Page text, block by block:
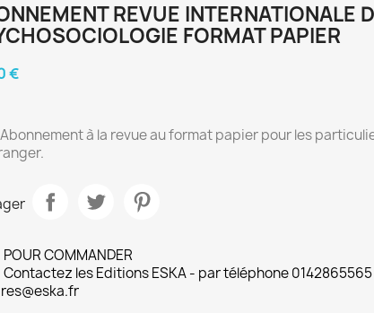
REVUE INTERNATIONALE
FORMAT PAPIER
€
à la revue au format papier pour les
POUR COMMANDER
Contactez les Editions ESKA - par téléphone